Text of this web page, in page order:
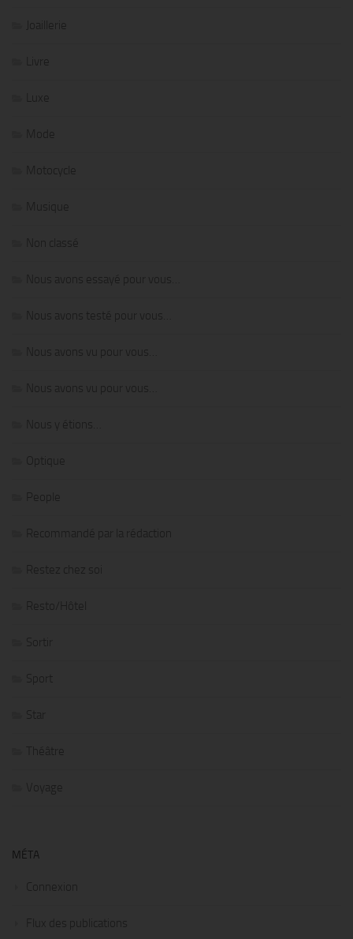
Joaillerie
Livre
Luxe
Mode
Motocycle
Musique
Non classé
Nous avons essayé pour vous…
Nous avons testé pour vous…
Nous avons vu pour vous…
Nous avons vu pour vous…
Nous y étions…
Optique
People
Recommandé par la rédaction
Restez chez soi
Resto/Hôtel
Sortir
Sport
Star
Théâtre
Voyage
MÉTA
Connexion
Flux des publications